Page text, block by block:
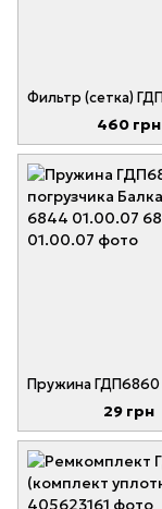
460 грн
29 грн